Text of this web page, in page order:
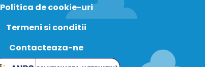
Politica de cookie-uri
Termeni si conditii
Contacteaza-ne